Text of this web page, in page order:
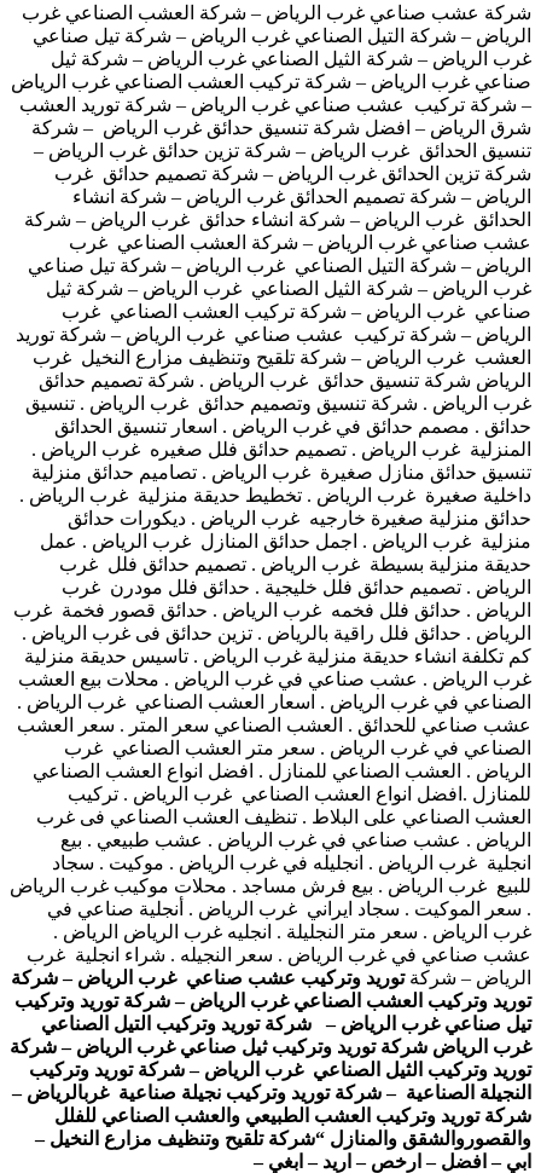
شركة عشب صناعي غرب الرياض – شركة العشب الصناعي غرب
الرياض – شركة التيل الصناعي غرب الرياض – شركة تيل صناعي
غرب الرياض – شركة الثيل الصناعي غرب الرياض – شركة ثيل
صناعي غرب الرياض – شركة تركيب العشب الصناعي غرب الرياض
– شركة تركيب عشب صناعي غرب الرياض – شركة توريد العشب
شرق الرياض – افضل شركة تنسيق حدائق غرب الرياض – شركة
تنسيق الحدائق غرب الرياض – شركة تزين حدائق غرب الرياض –
شركة تزين الحدائق غرب الرياض – شركة تصميم حدائق غرب
الرياض – شركة تصميم الحدائق غرب الرياض – شركة انشاء
الحدائق غرب الرياض – شركة انشاء حدائق غرب الرياض – شركة
عشب صناعي غرب الرياض – شركة العشب الصناعي غرب
الرياض – شركة التيل الصناعي غرب الرياض – شركة تيل صناعي
غرب الرياض – شركة الثيل الصناعي غرب الرياض – شركة ثيل
صناعي غرب الرياض – شركة تركيب العشب الصناعي غرب
الرياض – شركة تركيب عشب صناعي غرب الرياض – شركة توريد
العشب غرب الرياض – شركة تلقيح وتنظيف مزارع النخيل غرب
الرياض شركة تنسيق حدائق غرب الرياض . شركة تصميم حدائق
غرب الرياض . شركة تنسيق وتصميم حدائق غرب الرياض . تنسيق
حدائق . مصمم حدائق في غرب الرياض . اسعار تنسيق الحدائق
المنزلية غرب الرياض . تصميم حدائق فلل صغيره غرب الرياض .
تنسيق حدائق منازل صغيرة غرب الرياض . تصاميم حدائق منزلية
داخلية صغيرة غرب الرياض . تخطيط حديقة منزلية غرب الرياض .
حدائق منزلية صغيرة خارجيه غرب الرياض . ديكورات حدائق
منزلية غرب الرياض . اجمل حدائق المنازل غرب الرياض . عمل
حديقة منزلية بسيطة غرب الرياض . تصميم حدائق فلل غرب
الرياض . تصميم حدائق فلل خليجية . حدائق فلل مودرن غرب
الرياض . حدائق فلل فخمه غرب الرياض . حدائق قصور فخمة غرب
الرياض . حدائق فلل راقية بالرياض . تزين حدائق فى غرب الرياض .
كم تكلفة انشاء حديقة منزلية غرب الرياض . تاسيس حديقة منزلية
غرب الرياض . عشب صناعي في غرب الرياض . محلات بيع العشب
الصناعي في غرب الرياض . اسعار العشب الصناعي غرب الرياض .
عشب صناعي للحدائق . العشب الصناعي سعر المتر . سعر العشب
الصناعي في غرب الرياض . سعر متر العشب الصناعي غرب
الرياض . العشب الصناعي للمنازل . افضل انواع العشب الصناعي
للمنازل .افضل انواع العشب الصناعي غرب الرياض . تركيب
العشب الصناعي على البلاط . تنظيف العشب الصناعي فى غرب
الرياض . عشب صناعي في غرب الرياض . عشب طبيعي . بيع
انجلية غرب الرياض . انجليله في غرب الرياض . موكيت . سجاد
للبيع غرب الرياض . بيع فرش مساجد . محلات موكيب غرب الرياض
. سعر الموكيت . سجاد ايراني غرب الرياض . أنجلية صناعي في
غرب الرياض . سعر متر النجليلة . انجليه غرب الرياض الرياض .
عشب صناعي في غرب الرياض . سعر النجيله . شراء انجلية غرب
الرياض – شركةتوريد وتركيب عشب صناعي غرب الرياض – شركة
توريد وتركيب العشب الصناعي غرب الرياض – شركة توريد وتركيب
تيل صناعي غرب الرياض – شركة توريد وتركيب التيل الصناعي
غرب الرياض شركة توريد وتركيب ثيل صناعي غرب الرياض – شركة
توريد وتركيب الثيل الصناعي غرب الرياض – شركة توريد وتركيب
النجيلة الصناعية – شركة توريد وتركيب نجيلة صناعية غربالرياض –
شركة توريد وتركيب العشب الطبيعي والعشب الصناعي للفلل
والقصوروالشقق والمنازل “شركة تلقيح وتنظيف مزارع النخيل –
ابي – افضل – ارخص – اريد – ابغي –